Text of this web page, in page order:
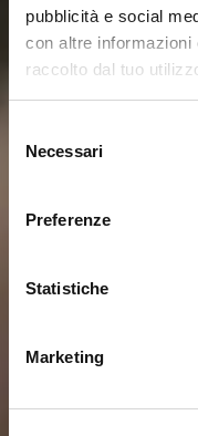
pubblicità e social
con altre informazioni
raccolto dal tuo
delNecessari
Preferenze
Statistiche
Marketing